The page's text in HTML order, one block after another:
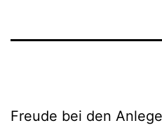
Freude bei den